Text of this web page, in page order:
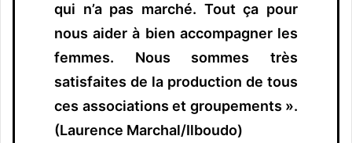
qui n’a pas marché. Tout ça pour
nous aider à bien accompagner les
femmes. Nous sommes très
satisfaites de la production de tous
ces associations et groupements ».
(Laurence Marchal/Ilboudo)